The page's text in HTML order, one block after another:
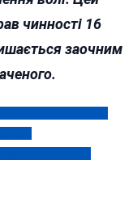
чинності 16
заочним